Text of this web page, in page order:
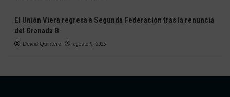
El Unión Viera regresa a Segunda Federación tras la renuncia
del Granada B
Deivid Quintero agosto 9, 2026